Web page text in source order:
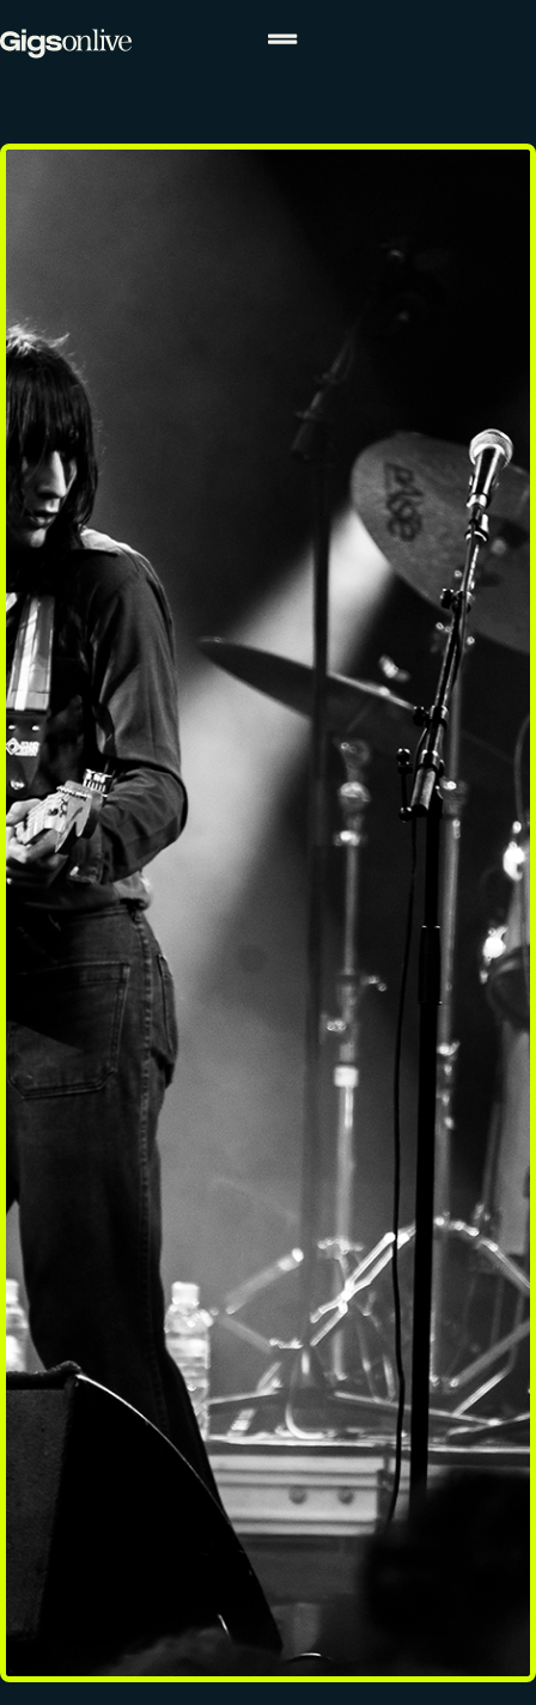
ACTUALITÉS
REGARDER
Clips Sessions Interviews
ÉCOUTER
Coup de coeur Playlist Mixtape